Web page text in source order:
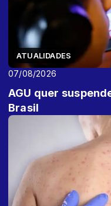
ATUALIDADES
07/08/2026
AGU quer
Brasil